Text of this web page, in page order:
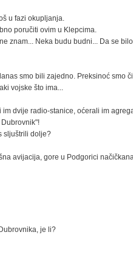
u fazi okupljanja.
poručiti ovim u Klepcima.
znam... Neka budu budni... Da se
smo bili zajedno. Preksinoć smo
vojske što ima...
dvije radio-stanice, oćerali im
sljuštrili dolje?
avijacija, gore u Podgorici
je li?